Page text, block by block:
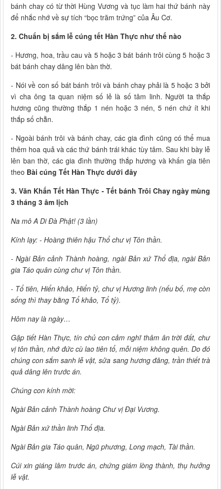
bánh chay có từ thời Hùng Vương và tục làm hai thứ bánh này
để nhắc nhớ về sự tích “bọc trăm trứng” của Âu Cơ.
2. Chuẩn bị sắm lễ cúng tết Hàn Thực như thế nào
- Hương, hoa, trầu cau và 5 hoặc 3 bát bánh trôi cùng 5 hoặc 3
bát bánh chay dâng lên bàn thờ.
- Nói về con số bát bánh trôi và bánh chay phải là 5 hoặc 3 bởi
vì cha ông ta quan niệm số lẻ là số tâm linh. Người ta thắp
hương cũng thường thắp 1 nén hoặc 3 nén, 5 nén chứ ít khi
thắp số chẵn.
- Ngoài bánh trôi và bánh chay, các gia đình cũng có thể mua
thêm hoa quả và các thứ bánh trái khác tùy tâm. Sau khi bày lễ
lên ban thờ, các gia đình thường thắp hương và khấn gia tiên
theo Bài cúng Tết Hàn Thực dưới đây
3. Văn Khấn Tết Hàn Thực - Tết bánh Trôi Chay ngày mùng
3 tháng 3 âm lịch
Na mô A Di Đà Phật! (3 lần)
Kính lạy: - Hoàng thiên hậu Thổ chư vị Tôn thần.
- Ngài Bản cảnh Thành hoàng, ngài Bản xứ Thổ địa, ngài Bản
gia Táo quân cùng chư vị Tôn thần.
- Tổ tiên, Hiển khảo, Hiển tỷ, chư vị Hương linh (nếu bố, mẹ còn
sống thì thay bằng Tổ khảo, Tổ tỷ).
Hôm nay là ngày…
Gặp tiết Hàn Thực, tín chủ con cảm nghĩ thâm ân trời đất, chư
vị tôn thần, nhớ đức cù lao tiên tổ, mỗi niệm không quên. Do đó
chúng con sắm sanh lễ vật, sửa sang hương đăng, trần thiết trà
quả dâng lên trước án.
Chúng con kính mời:
Ngài Bản cảnh Thành hoàng Chư vị Đại Vương.
Ngài Bản xứ thần linh Thổ địa.
Ngài Bản gia Táo quân, Ngũ phương, Long mạch, Tài thần.
Cúi xin giáng lâm trước án, chứng giám lòng thành, thụ hưởng
lễ vật.